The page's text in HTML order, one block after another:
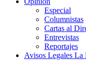
Especial
Columnistas
Cartas al
Entrevistas
Reportajes
Avisos Legales La